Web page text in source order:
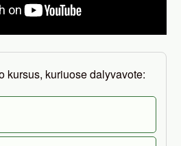
kursus, kuriuose dalyvavote: